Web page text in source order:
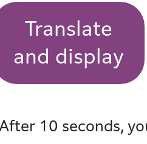
Translate
and display
After 10 seconds,
ゲームに関する実態調査
6,102KB）
8,092KB）